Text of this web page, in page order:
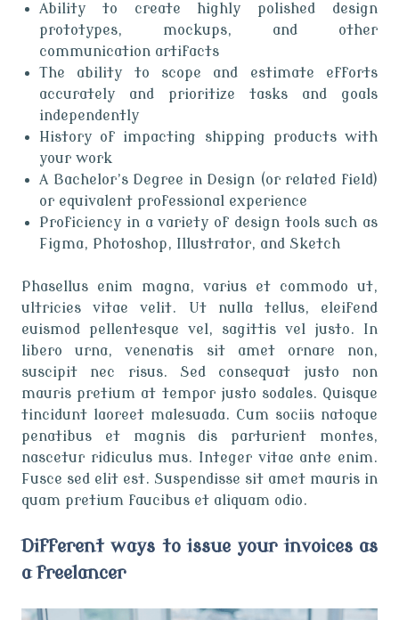
Ability to create highly polished design
prototypes, mockups, and other
communication artifacts
The ability to scope and estimate efforts
accurately and prioritize tasks and goals
independently
History of impacting shipping products with
your work
A Bachelor’s Degree in Design (or related field)
or equivalent professional experience
Proficiency in a variety of design tools such as
Figma, Photoshop, Illustrator, and Sketch
Phasellus enim magna, varius et commodo ut,
ultricies vitae velit. Ut nulla tellus, eleifend
euismod pellentesque vel, sagittis vel justo. In
libero urna, venenatis sit amet ornare non,
suscipit nec risus. Sed consequat justo non
mauris pretium at tempor justo sodales. Quisque
tincidunt laoreet malesuada. Cum sociis natoque
penatibus et magnis dis parturient montes,
nascetur ridiculus mus. Integer vitae ante enim.
Fusce sed elit est. Suspendisse sit amet mauris in
quam pretium faucibus et aliquam odio.
Different ways to issue your invoices as
a freelancer